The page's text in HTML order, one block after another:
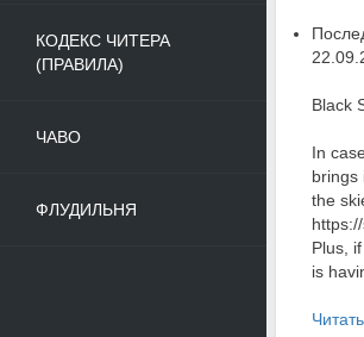
КОДЕКС ЧИТЕРА
(ПРАВИЛА)
ЧАВО
ФЛУДИЛЬНЯ
Black
In
brings
the
Plus,
is